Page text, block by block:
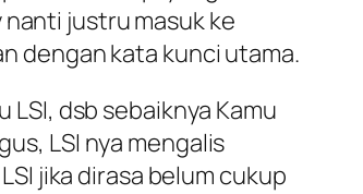
justru masuk ke
dengan kata kunci utama.
dsb sebaiknya Kamu
LSI nya mengalis
jika dirasa belum cukup